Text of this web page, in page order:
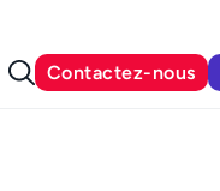
Contactez-nous